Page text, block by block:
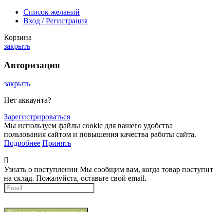
Список желаний
Вход / Регистрация
Корзина
закрыть
Авторизация
закрыть
Нет аккаунта?
Зарегистрироваться
Мы используем файлы cookie для вашего удобства
пользования сайтом и повышения качества работы сайта.
Подробнее Принять
Узнать о поступлении Мы сообщим вам, когда товар поступит
на склад. Пожалуйста, оставьте свой email.